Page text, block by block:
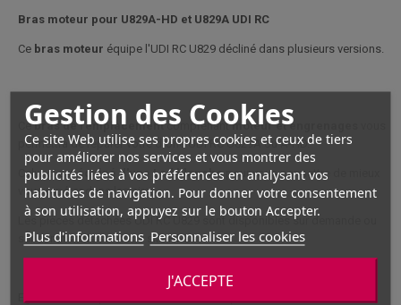
Gestion des Cookies
Ce site Web utilise ses propres cookies et ceux de tiers
pour améliorer nos services et vous montrer des
publicités liées à vos préférences en analysant vos
habitudes de navigation. Pour donner votre consentement
à son utilisation, appuyez sur le bouton Accepter.
Plus d'informations Personnaliser les cookies
J'ACCEPTE
Bras moteur pour U829A-HD et U829A UDI RC
Ce bras moteur équipe l'UDI RC U829 décliné dans plusieurs versions.
Cebras de remplacementcomprenantmoteur et engrenages
permettra de réparer votre drone UDI RC U829A ou A-HD.
Celui-ci estéquipé d'une Led blanchepour vous permettre de mieux
vous repérer dans les airs.
Les pièces détachées UDI RC U829 sont disponibles sur demande ou
sur commande sur notre site HND.
Egalement compatible avec le drone Zoopa Q650.